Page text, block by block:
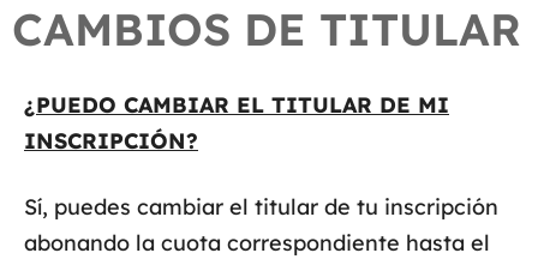
CAMBIOS DE TITULAR
¿PUEDO CAMBIAR EL TITULAR DE MI
INSCRIPCIÓN?
Sí, puedes cambiar el titular de tu inscripción
abonando la cuota correspondiente hasta el